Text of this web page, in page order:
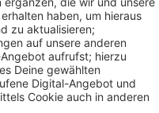
an der
Auf dem
Fokus; Winzerglühwein
macht darauf